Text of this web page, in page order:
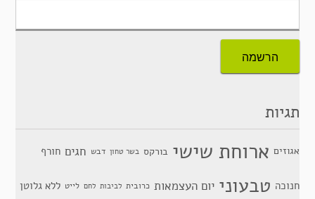
תגיות
אגוזים ארוחת שישי בורקס בשר טחון דבש חגים חורף
חנוכה טבעוני יום העצמאות כרובית לביבות לחם לייט ללא גלוטן